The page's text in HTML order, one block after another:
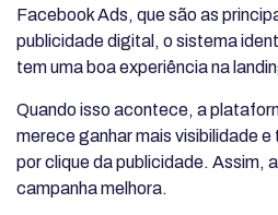
Facebook Ads, que são as
publicidade digital, o sistema
tem uma boa experiência na
Quando isso acontece, a
merece ganhar mais visibilidade
por clique da publicidade. Assim,
campanha melhora.